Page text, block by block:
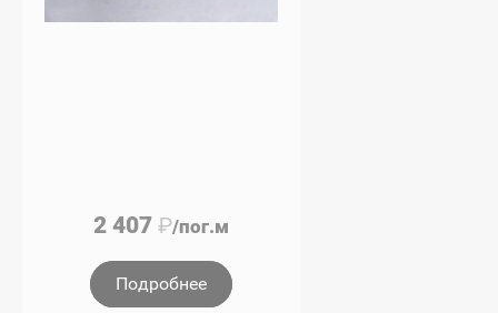
2 407 ₽/пог.м
Подробнее